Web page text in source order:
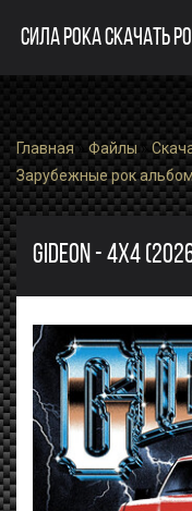
СИЛА РОКА СКАЧАТЬ
Главная»Файлы»
Зарубежные рок
GIDEON - 4X4